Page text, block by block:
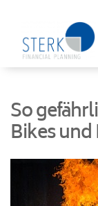
So
Bikes